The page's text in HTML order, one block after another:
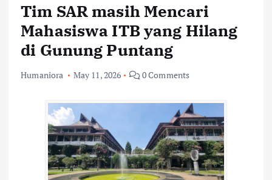
Tim SAR masih Mencari
Mahasiswa ITB yang Hilang
di Gunung Puntang
Humaniora May 11, 2026 0 Comments